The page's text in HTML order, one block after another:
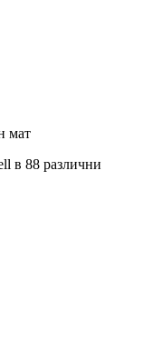
мат
в 88 различни